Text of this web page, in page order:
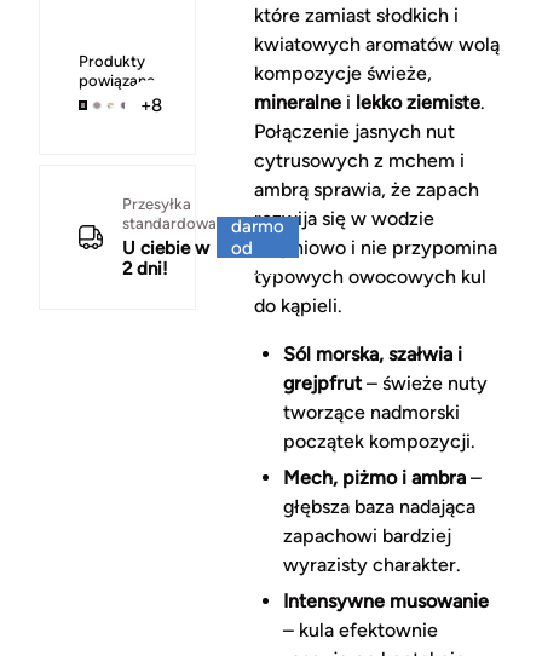
Produkty
powiązane
+8
Przesyłka
standardowa
U ciebie w
2 dni!
darmo
od
150 zł
które zamiast słodkich i
kwiatowych aromatów wolą
kompozycje świeże,
mineralnei lekko ziemiste.
Połączenie jasnych nut
cytrusowych z mchem i
ambrą sprawia, że zapach
rozwija się w wodzie
stopniowo i nie przypomina
typowych owocowych kul
do kąpieli.
Sól morska, szałwia i
grejpfrut– świeże nuty
tworzące nadmorski
początek kompozycji.
Mech, piżmo i ambra–
głębsza baza nadająca
zapachowi bardziej
wyrazisty charakter.
Intensywne musowanie
– kula efektownie